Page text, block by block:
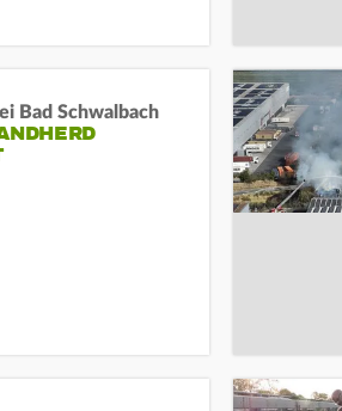
Bad Schwalbach